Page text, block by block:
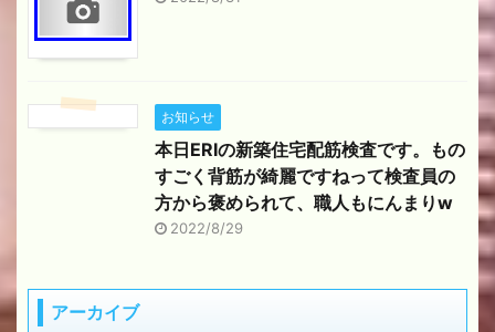
お知らせ
本日ERIの新築住宅配筋検査です。もの
すごく背筋が綺麗ですねって検査員の
方から褒められて、職人もにんまりw
2022/8/29
アーカイブ